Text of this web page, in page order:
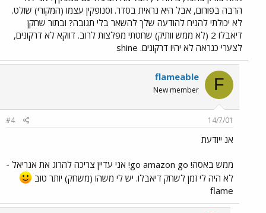
הרבה בפורום, אבל היא נראית בסדר. וסנופקין עצמו (המקורי) שולט.
לא יכולתי להניח להודעה שלך להשאר בלי תגובה? ובתור שחקן
דיאבלו 2 (לא ממש וותיק) שחטתי מפלצות לרוב. דווקא לא דרקונים,
לצערי כנראה לא יהיו דרקונים. shine
F
flameable
New member
14/7/01
#4
אנ ייודעת
ממש באסה! go amazon go! אני עדיין צריכה להרוג את אנריאל -
לא היה לי זמן לשחק דיאבלו. יש לי משהו (משחק) יותר טוב
flame